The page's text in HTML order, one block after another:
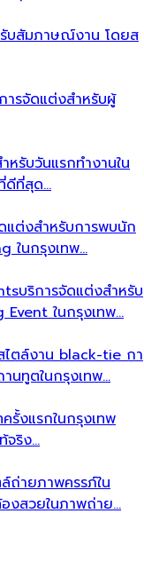
บสัมภาษณ์งาน โดยส
ารจัดแต่งสำหรับผู้
หรับวันแรกทำงานใน
ดีที่สุด…
แต่งสำหรับการพบนัก
ในกรุงเทพ…
บริการจัดแต่งสำหรับ
Event ในกรุงเทพ…
ไตล์งาน black-tie กา
นทูตในกรุงเทพ…
รั้งแรกในกรุงเทพ
จริง…
ถ่ายภาพครรภ์ใน
งสวยในภาพถ่าย…